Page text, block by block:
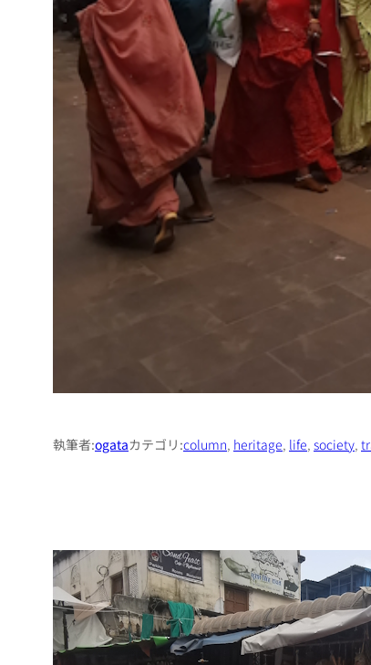
執筆者:ogataカテゴリ:column, heritage, life, society,